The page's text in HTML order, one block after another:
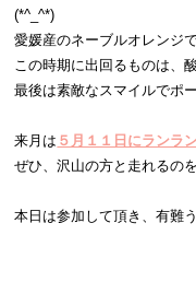
(*^_^*)
愛媛産のネーブルオレンジで
この時期に出回るものは、
最後は素敵なスマイルでポ
来月は ５月１１日にランラ
ぜひ、沢山の方と走れるの
本日は参加して頂き、有難